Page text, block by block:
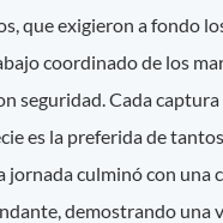
que exigieron a fondo
coordinado de los
seguridad. Cada
es la preferida de
jornada culminó con una
demostrando una